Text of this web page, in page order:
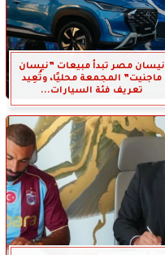
نيسان مصر تبدأ مبيعات ”نيسان
ماجنيت” المجمعة محليًا، وتُعِيد
تعريف فئة السيارات...